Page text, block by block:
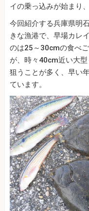
イの乗っ込みが始まり
今回紹介する兵庫県明
きな漁港で、早場カレ
のは25～30cmの食べ
が、時々40cm近い大
狙うことが多く、早い
ています。